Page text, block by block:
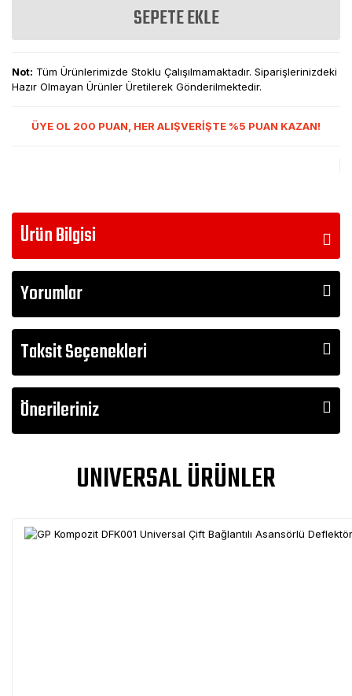
SEPETE EKLE
Not: Tüm Ürünlerimizde Stoklu Çalışılmamaktadır. Siparişlerinizdeki
Hazır Olmayan Ürünler Üretilerek Gönderilmektedir.
ÜYE OL 200 PUAN, HER ALIŞVERİŞTE %5 PUAN KAZAN!
Ürün Bilgisi
Yorumlar
Taksit Seçenekleri
Önerileriniz
UNIVERSAL ÜRÜNLER